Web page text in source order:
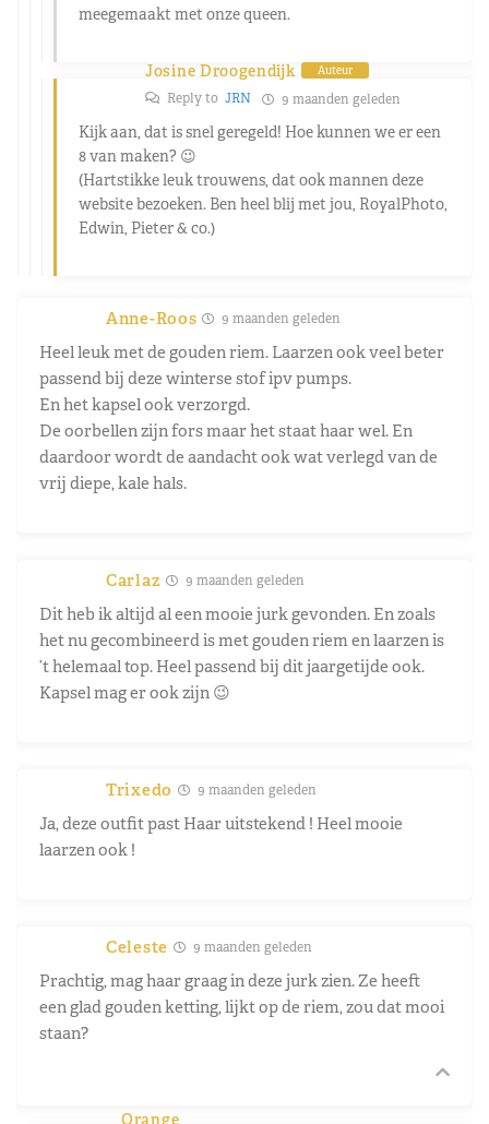
meegemaakt met onze queen.
Josine Droogendijk Auteur
Reply to JRN 9 maanden geleden
Kijk aan, dat is snel geregeld! Hoe kunnen we er een
8 van maken? 😉
(Hartstikke leuk trouwens, dat ook mannen deze
website bezoeken. Ben heel blij met jou, RoyalPhoto,
Edwin, Pieter & co.)
Anne-Roos 9 maanden geleden
Heel leuk met de gouden riem. Laarzen ook veel beter
passend bij deze winterse stof ipv pumps.
En het kapsel ook verzorgd.
De oorbellen zijn fors maar het staat haar wel. En
daardoor wordt de aandacht ook wat verlegd van de
vrij diepe, kale hals.
Carlaz 9 maanden geleden
Dit heb ik altijd al een mooie jurk gevonden. En zoals
het nu gecombineerd is met gouden riem en laarzen is
’t helemaal top. Heel passend bij dit jaargetijde ook.
Kapsel mag er ook zijn 😉
Trixedo 9 maanden geleden
Ja, deze outfit past Haar uitstekend ! Heel mooie
laarzen ook !
Celeste 9 maanden geleden
Prachtig, mag haar graag in deze jurk zien. Ze heeft
een glad gouden ketting, lijkt op de riem, zou dat mooi
staan?
Orange